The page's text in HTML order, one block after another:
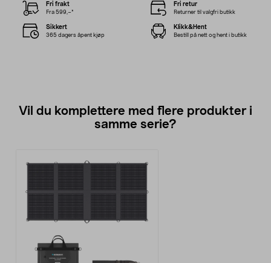
Fri frakt
Fra 599,–*
Fri retur
Returner til valgfri butikk
Sikkert
365 dagers åpent kjøp
Klikk&Hent
Bestill på nett og hent i butikk
Vil du komplettere med flere produkter i
samme serie?